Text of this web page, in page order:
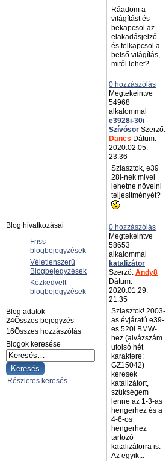
Blog hivatkozásai
Friss
blogbejegyzések
Véletlenszerű
Blogbejegyzések
Közkedvelt
blogbejegyzések
Blog adatok
24Összes bejegyzés
16Összes hozzászólás
Blogok keresése
Részletes keresés
Ráadom a
világítást és
bekapcsol az
elakadásjelző
és felkapcsol a
belső világítás,
mitől lehet?
0 hozzászólás
Megtekeintve
54968
alkalommal
e3928i-30i
Szívósor Szerző:
Dancs Dátum:
2020.02.05.
23:36
Sziasztok, e39
28i-nek mivel
lehetne növelni
teljesitményét?
0 hozzászólás
Megtekeintve
58653
alkalommal
katalizátor
Szerző: Andy8
Dátum:
2020.01.29.
21:35
Sziasztok! 2003-
as évjáratú e39-
es 520i BMW-
hez (alvázszám
utolsó hét
karaktere:
GZ15042)
keresek
katalizátort,
szükségem
lenne az 1-3-as
hengerhez és a
4-6-os
hengerhez
tartozó
katalizátorra is.
Az egyik...